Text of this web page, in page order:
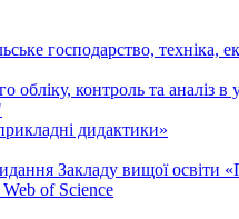
господарство, техніка,
обліку, контроль та аналіз в
дидактики»
Закладу вищої освіти
of Science